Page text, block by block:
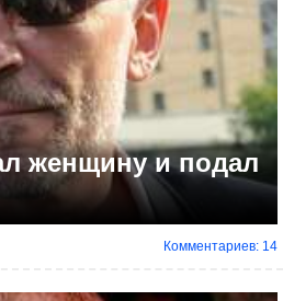
женщину и подал
Комментариев: 14